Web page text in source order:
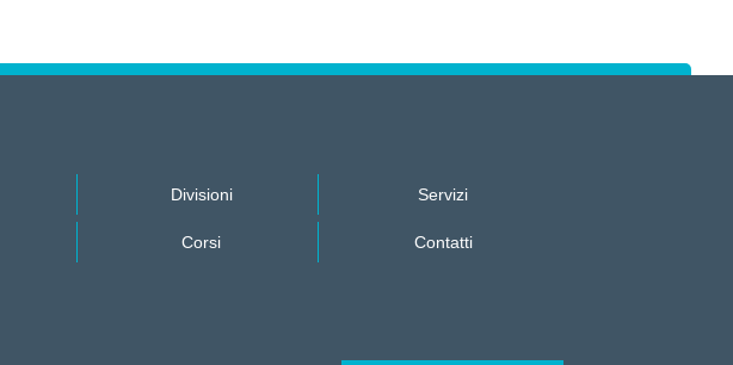
Divisioni Servizi
Corsi Contatti